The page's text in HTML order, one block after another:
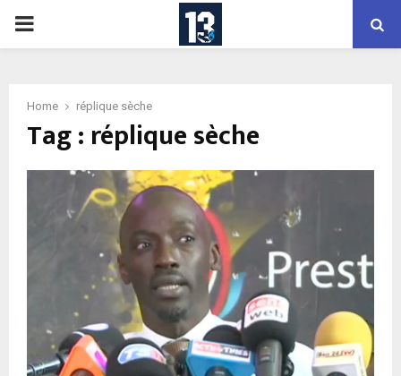
PRIMARY
Home réplique sèche
Tag : réplique sèche